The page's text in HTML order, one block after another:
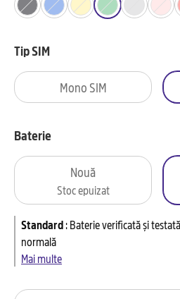
Tip SIM
Mono SIM
Baterie
Nouă
Stoc epuizat
Standard:Baterie verificată și
normală
Mai multe